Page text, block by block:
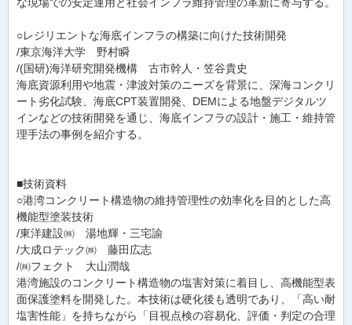
○レジリエントな海底インフラの構築に向けた技術開発
/東京海洋大学 野村瞬
/(国研)海洋研究開発機構 古市幹人・笠谷貴史
海底資源利用や地震・津波対策のニーズを背景に、深海コンクリ
ート劣化試験、海底CPT装置開発、DEMによる地盤デジタルツ
インなどの技術開発を通じ、海底インフラの設計・施工・維持管
理手法の事例を紹介する。
■技術資料
○港湾コンクリート構造物の維持管理性の効率化を目的とした高
機能型塗装技術
/東洋建設㈱ 湯地輝・三宅諭
/大成ロテック㈱ 藤田広志
/㈱フェクト 大山潤哉
港湾施設のコンクリート構造物の塩害対策に着目し、高機能型表
面保護塗料を開発した。本技術は硬化後も透明であり、「高い耐
塩害性能」を持ちながら「目視点検の容易化、評価・判定の合理